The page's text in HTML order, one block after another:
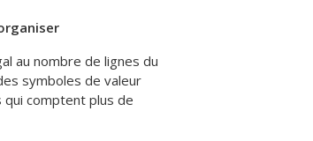
au nombre de lignes du
symboles de valeur
qui comptent plus de